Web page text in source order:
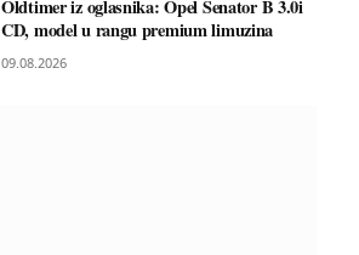
Oldtimer iz oglasnika: Opel Senator B 3.0i
CD, model u rangu premium limuzina
09.08.2026